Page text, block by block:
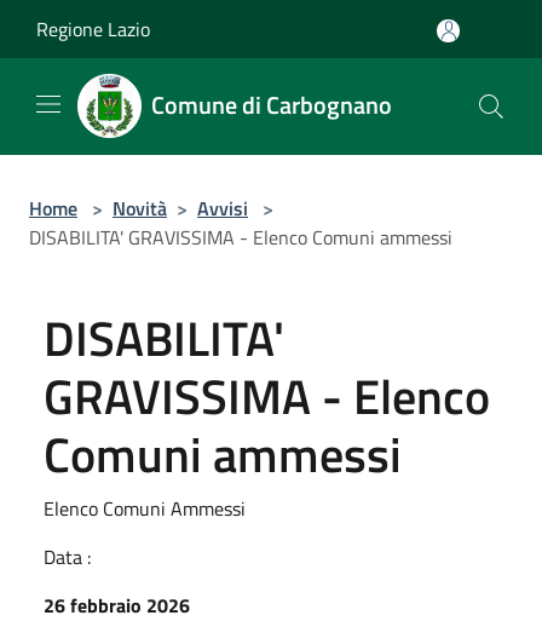
Regione Lazio
Comune di Carbognano
Home > Novità > Avvisi >
DISABILITA' GRAVISSIMA - Elenco Comuni ammessi
DISABILITA'
GRAVISSIMA - Elenco
Comuni ammessi
Elenco Comuni Ammessi
Data :
26 febbraio 2026